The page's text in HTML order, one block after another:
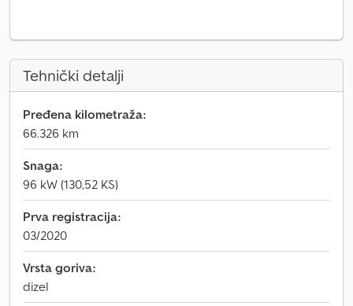
Tehnički detalji
Pređena kilometraža:
66.326 km
Snaga:
96 kW (130,52 KS)
Prva registracija:
03/2020
Vrsta goriva:
dizel